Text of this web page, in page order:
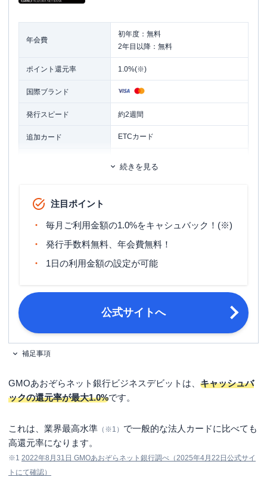
年会費
初年度：無料
2年目以降：無料
ポイント還元率 1.0%(※)
国際ブランド
発行スピード 約2週間
追加カード ETCカード
ポイント名
続きを見る
注目ポイント
毎月ご利用金額の1.0%をキャシュバック！(※)
発行手数料無料、年会費無料！
1日の利用金額の設定が可能
公式サイトへ
補足事項
GMOあおぞらネット銀行ビジネスデビットは、 キャッシュバ
ックの還元率が最大1.0%です。
これは、業界最高水準 （※1） で一般的な法人カードに比べても
高還元率になります。
※1 2022年8月31日 GMOあおぞらネット銀行調べ（2025年4月22日公式サイ
トにて確認）